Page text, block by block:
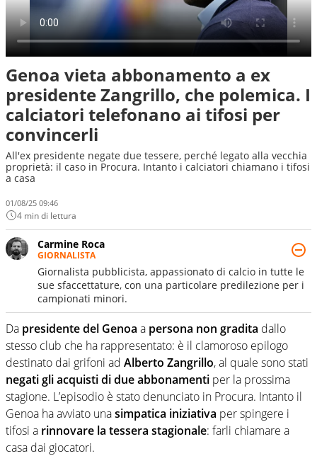
Genoa vieta abbonamento a ex
presidente Zangrillo, che polemica. I
calciatori telefonano ai tifosi per
convincerli
All'ex presidente negate due tessere, perché legato alla vecchia
proprietà: il caso in Procura. Intanto i calciatori chiamano i tifosi
a casa
01/08/25 09:46
4 min di lettura
Carmine Roca
GIORNALISTA
Giornalista pubblicista, appassionato di calcio in tutte le
sue sfaccettature, con una particolare predilezione per i
campionati minori.
Da presidente del Genoa a persona non gradita dallo
stesso club che ha rappresentato: è il clamoroso epilogo
destinato dai grifoni ad Alberto Zangrillo, al quale sono stati
negati gli acquisti di due abbonamenti per la prossima
stagione. L’episodio è stato denunciato in Procura. Intanto il
Genoa ha avviato unasimpatica iniziativa per spingere i
tifosi a rinnovare la tessera stagionale: farli chiamare a
casa dai giocatori.